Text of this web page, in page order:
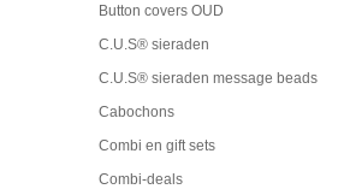
Button covers OUD
C.U.S® sieraden
C.U.S® sieraden message beads
Cabochons
Combi en gift sets
Combi-deals